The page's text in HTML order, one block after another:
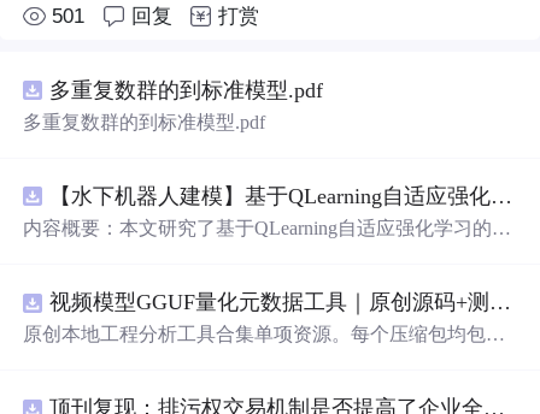
501 回复 打赏
多重复数群的到标准模型.pdf
多重复数群的到标准模型.pdf
【水下机器人建模】基于QLearning自适应强化学习PID控制器在AUV中的应用研究（Matlab代码实现）
内容概要：本文研究了基于QLearning自适应强化学习的PI
探讨了将强化学习算法QLearning与传统PID控制相结合的
方法，以提升AUV在复杂、时变及非线性水下环境中的自
arning算法在线动态优化PID控制器的比例、积分和微分参
视频模型GGUF量化元数据工具｜原创源码+测试+离线报告
原创本地工程分析工具合集单项资源。每个压缩包均包含
行效果图、README、运行说明、功能清单、MIT License
顶刊复现：排污权交易机制是否提高了企业全要素生产率 -来自中国上市公司的证据（论文+数据）